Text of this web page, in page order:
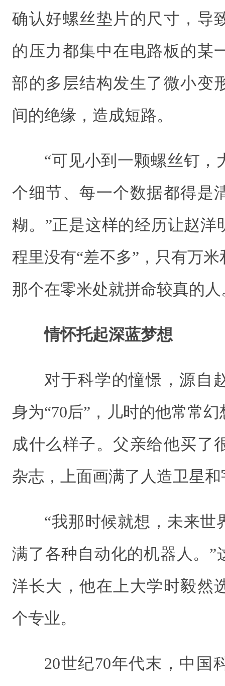
确认好螺丝垫片的尺寸，导
的压力都集中在电路板的某
部的多层结构发生了微小变
间的绝缘，造成短路。
“可见小到一颗螺丝钉，
个细节、每一个数据都得是
糊。”正是这样的经历让赵洋
程里没有“差不多”，只有万
那个在零米处就拼命较真的人
情怀托起深蓝梦想
对于科学的憧憬，源自
身为“70后”，儿时的他常常
成什么样子。父亲给他买了
杂志，上面画满了人造卫星
“我那时候就想，未来世
满了各种自动化的机器人。”
洋长大，他在上大学时毅然
个专业。
20世纪70年代末，中国